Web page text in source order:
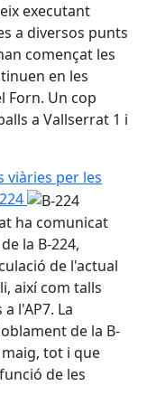
executant
a diversos punts
començat les
en les
Forn. Un cop
a Vallserrat 1 i
viàries per les
ha comunicat
la B-224,
de l'actual
així com talls
l'AP7. La
de la B-
tot i que
de les